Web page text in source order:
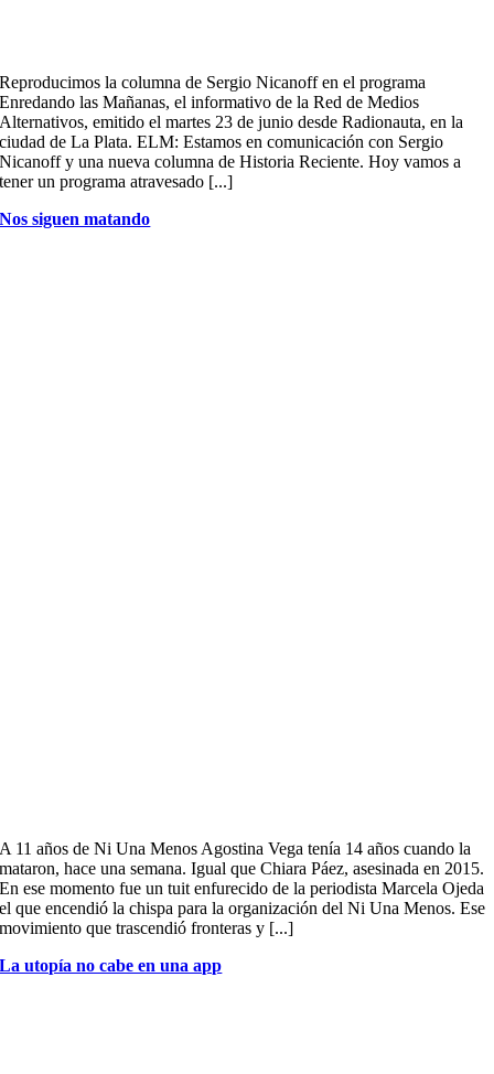
Reproducimos la columna de Sergio Nicanoff en el programa
Enredando las Mañanas, el informativo de la Red de Medios
Alternativos, emitido el martes 23 de junio desde Radionauta, en la
ciudad de La Plata. ELM: Estamos en comunicación con Sergio
Nicanoff y una nueva columna de Historia Reciente. Hoy vamos a
tener un programa atravesado [...]
Nos siguen matando
A 11 años de Ni Una Menos Agostina Vega tenía 14 años cuando la
mataron, hace una semana. Igual que Chiara Páez, asesinada en 2015.
En ese momento fue un tuit enfurecido de la periodista Marcela Ojeda
el que encendió la chispa para la organización del Ni Una Menos. Ese
movimiento que trascendió fronteras y [...]
La utopía no cabe en una app